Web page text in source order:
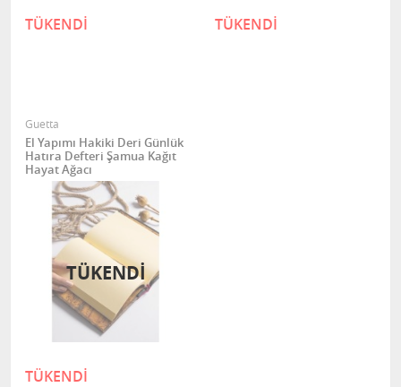
TÜKENDİ TÜKENDİ
Guetta
El Yapımı Hakiki Deri Günlük
Hatıra Defteri Şamua Kağıt
Hayat Ağacı
TÜKENDİ
TÜKENDİ